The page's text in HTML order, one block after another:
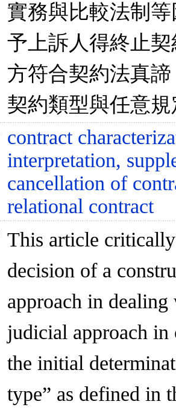
實務與比較法制
予上訴人得終止
方符合契約法真
契約類型與任意
contract
interpretation,
cancellation of
relational contract
This article critically
decision of a
approach in
judicial approach in
the initial
type” as defined in